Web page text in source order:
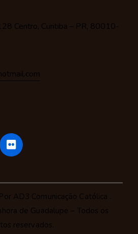
Centro, Curitiba – PR, 80010-
AD3 Comunicação Católica .
de Guadalupe – Todos os
reservados.